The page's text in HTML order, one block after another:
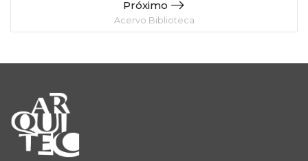
Próximo
Acervo Biblioteca